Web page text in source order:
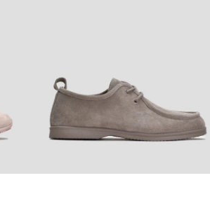
Доставка и оплата
Гарантия и возврат